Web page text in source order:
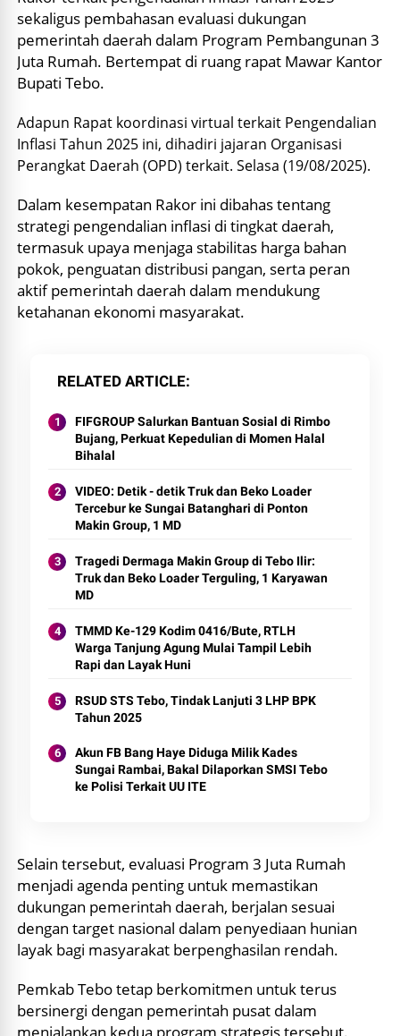
sekaligus pembahasan evaluasi dukungan
pemerintah daerah dalam Program Pembangunan 3
Juta Rumah. Bertempat di ruang rapat Mawar Kantor
Bupati Tebo.
Adapun Rapat koordinasi virtual terkait Pengendalian
Inflasi Tahun 2025 ini, dihadiri jajaran Organisasi
Perangkat Daerah (OPD) terkait. Selasa (19/08/2025).
Dalam kesempatan Rakor ini dibahas tentang
strategi pengendalian inflasi di tingkat daerah,
termasuk upaya menjaga stabilitas harga bahan
pokok, penguatan distribusi pangan, serta peran
aktif pemerintah daerah dalam mendukung
ketahanan ekonomi masyarakat.
RELATED ARTICLE
FIFGROUP Salurkan Bantuan Sosial di Rimbo
Bujang, Perkuat Kepedulian di Momen Halal
Bihalal
VIDEO: Detik - detik Truk dan Beko Loader
Tercebur ke Sungai Batanghari di Ponton
Makin Group, 1 MD
Tragedi Dermaga Makin Group di Tebo Ilir:
Truk dan Beko Loader Terguling, 1 Karyawan
MD
TMMD Ke-129 Kodim 0416/Bute, RTLH
Warga Tanjung Agung Mulai Tampil Lebih
Rapi dan Layak Huni
RSUD STS Tebo, Tindak Lanjuti 3 LHP BPK
Tahun 2025
Akun FB Bang Haye Diduga Milik Kades
Sungai Rambai, Bakal Dilaporkan SMSI Tebo
ke Polisi Terkait UU ITE
Selain tersebut, evaluasi Program 3 Juta Rumah
menjadi agenda penting untuk memastikan
dukungan pemerintah daerah, berjalan sesuai
dengan target nasional dalam penyediaan hunian
layak bagi masyarakat berpenghasilan rendah.
Pemkab Tebo tetap berkomitmen untuk terus
bersinergi dengan pemerintah pusat dalam